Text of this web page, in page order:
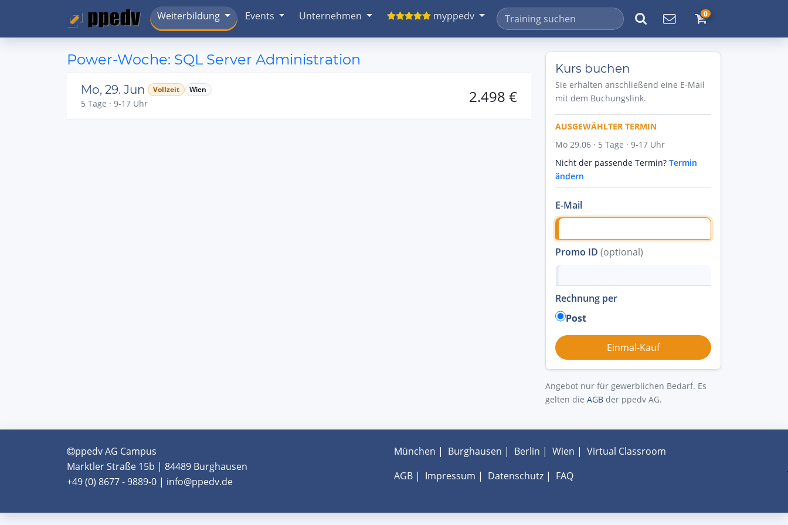
Weiterbildung Events Unternehmen myppedv 0
Power-Woche: SQL Server Administration
Mo, 29. Jun Vollzeit Wien
5 Tage · 9-17 Uhr 2.498 €
Kurs buchen
Sie erhalten anschließend eine E-Mail
mit dem Buchungslink.
AUSGEWÄHLTER TERMIN
Mo 29.06 · 5 Tage · 9-17 Uhr
Nicht der passende Termin? Termin
ändern
E-Mail
Promo ID (optional)
Rechnung per
Post
Angebot nur für gewerblichen Bedarf. Es
gelten die AGB der ppedv AG.
ppedv AG Campus
Marktler Straße 15b | 84489 Burghausen
+49 (0) 8677 - 9889-0 | info@ppedv.de
München | Burghausen | Berlin | Wien | Virtual Classroom
AGB| Impressum | Datenschutz| FAQ